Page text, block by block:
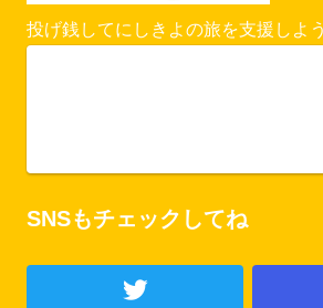
投げ銭してにしきよの旅を支援しよ
SNSもチェックしてね